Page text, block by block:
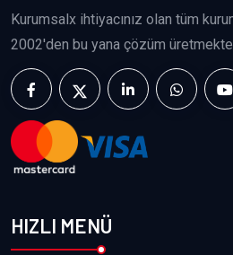
Kurumsalx ihtiyacınız olan tüm
2002'den bu yana çözüm
HIZLI MENÜ